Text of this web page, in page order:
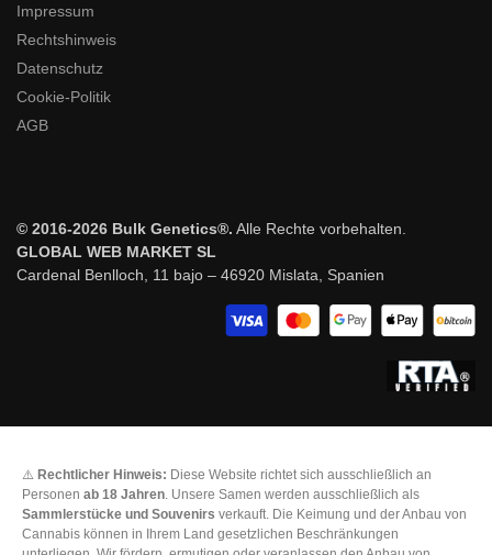
Impressum
Rechtshinweis
Datenschutz
Cookie-Politik
AGB
© 2016-2026 Bulk Genetics®. Alle Rechte vorbehalten.
GLOBAL WEB MARKET SL
Cardenal Benlloch, 11 bajo – 46920 Mislata, Spanien
⚠️ Rechtlicher Hinweis: Diese Website richtet sich ausschließlich an
Personen ab 18 Jahren. Unsere Samen werden ausschließlich als
Sammlerstücke und Souvenirs verkauft. Die Keimung und der Anbau von
Cannabis können in Ihrem Land gesetzlichen Beschränkungen